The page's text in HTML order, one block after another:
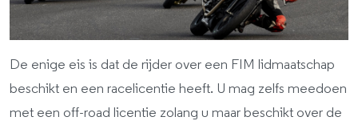
De enige eis is dat de rijder over een FIM lidmaatschap
beschikt en een racelicentie heeft. U mag zelfs meedoen
met een off-road licentie zolang u maar beschikt over de